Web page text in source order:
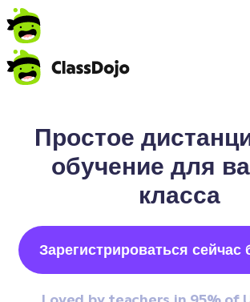
Простое
обучение для
класса
Зарегистрироваться сейчас